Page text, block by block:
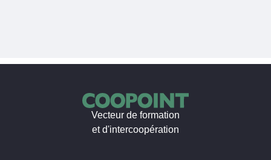
Vecteur de formation
et d'intercoopération